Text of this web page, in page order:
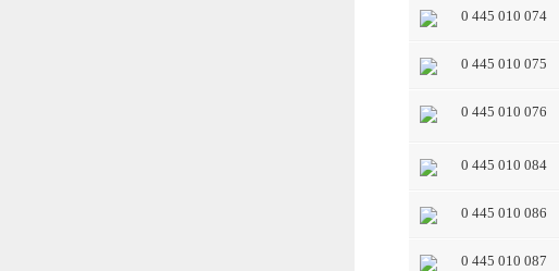
0 445 010 074
0 445 010 075
0 445 010 076
0 445 010 084
0 445 010 086
0 445 010 087